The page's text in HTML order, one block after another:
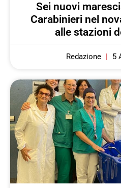
Sei nuovi
Carabinieri nel
alle stazioni
Redazione 5